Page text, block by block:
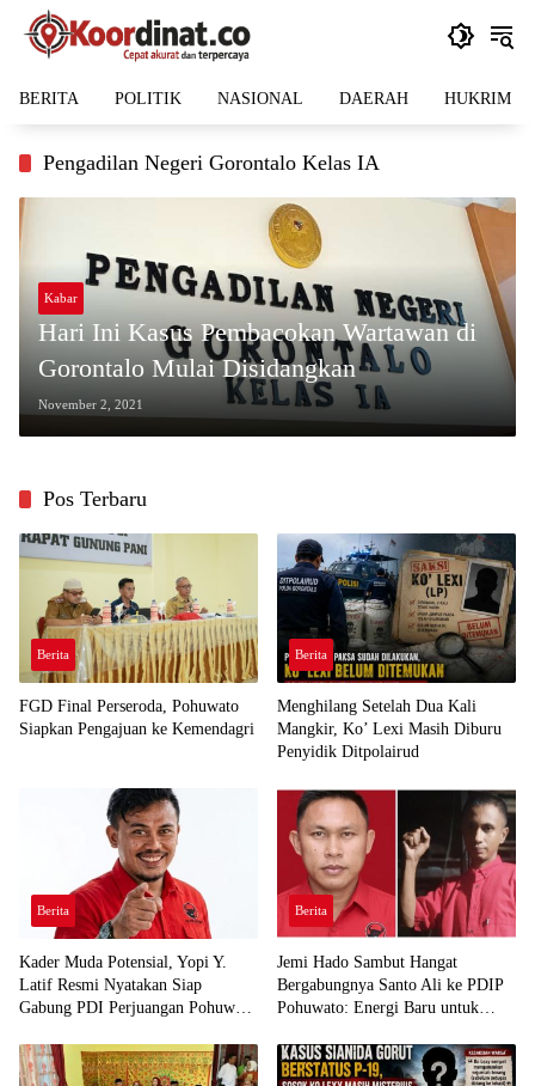
Langsung
BERITA POLITIK NASIONAL DAERAH HUKRIM
Pengadilan Negeri Gorontalo Kelas IA
Kabar
Hari Ini Kasus Pembacokan Wartawan di
Gorontalo Mulai Disidangkan
November 2, 2021
Pos Terbaru
Berita
FGD Final Perseroda, Pohuwato
Siapkan Pengajuan ke Kemendagri
Berita
Menghilang Setelah Dua Kali
Mangkir, Ko’ Lexi Masih Diburu
Penyidik Ditpolairud
Berita
Kader Muda Potensial, Yopi Y.
Latif Resmi Nyatakan Siap
Gabung PDI Perjuangan Pohuwato
Berita
Jemi Hado Sambut Hangat
Bergabungnya Santo Ali ke PDIP
Pohuwato: Energi Baru untuk